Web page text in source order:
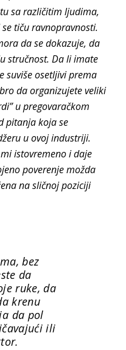
sa različitim ljudima,
tiču ravnopravnosti.
da se dokazuje, da
stručnost. Da li imate
suviše osetljivi prema
da organizujete veliki
u pregovaračkom
pitanja koja se
u ovoj industriji.
istovremeno i daje
poverenje možda
na sličnoj poziciji
bez
da
ruke, da
krenu
da pol
ili